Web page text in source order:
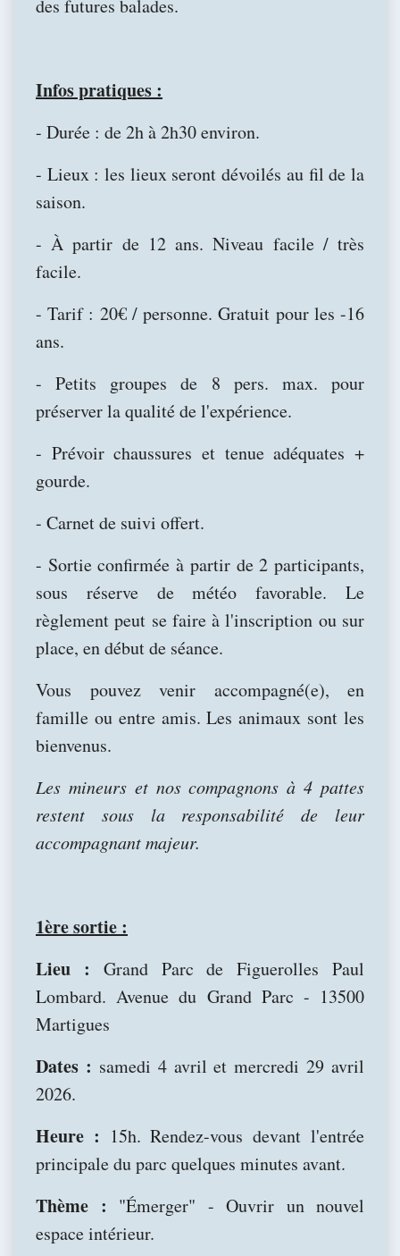
des futures balades.
Infos pratiques :
- Durée : de 2h à 2h30 environ.
- Lieux : les lieux seront dévoilés au fil de la
saison.
- À partir de 12 ans. Niveau facile / très
facile.
- Tarif : 20€ / personne. Gratuit pour les -16
ans.
- Petits groupes de 8 pers. max. pour
préserver la qualité de l'expérience.
- Prévoir chaussures et tenue adéquates +
gourde.
- Carnet de suivi offert.
- Sortie confirmée à partir de 2 participants,
sous réserve de météo favorable. Le
règlement peut se faire à l'inscription ou sur
place, en début de séance.
Vous pouvez venir accompagné(e), en
famille ou entre amis. Les animaux sont les
bienvenus.
Les mineurs et nos compagnons à 4 pattes
restent sous la responsabilité de leur
accompagnant majeur.
1ère sortie :
Lieu : Grand Parc de Figuerolles Paul
Lombard. Avenue du Grand Parc - 13500
Martigues
Dates : samedi 4 avril et mercredi 29 avril
2026.
Heure : 15h. Rendez-vous devant l'entrée
principale du parc quelques minutes avant.
Thème : "Émerger" - Ouvrir un nouvel
espace intérieur.